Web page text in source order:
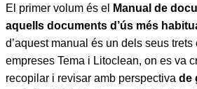
El primer volum és el Manual de
aquells documents d’ús més
d’aquest manual és un dels seus
empreses Tema i Litoclean, on es va
recopilar i revisar amb perspectiva de